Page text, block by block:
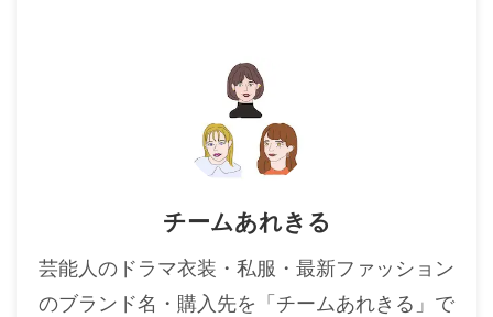
チームあれきる
芸能人のドラマ衣装・私服・最新ファッション
のブランド名・購入先を「チームあれきる」で